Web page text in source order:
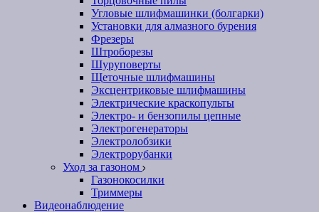
Угловые шлифмашинки (болгарки)
Установки для алмазного бурения
Фрезеры
Штроборезы
Шуруповерты
Щеточные шлифмашины
Эксцентриковые шлифмашины
Электрические краскопульты
Электро- и бензопилы цепные
Электрогенераторы
Электролобзики
Электрорубанки
Уход за газоном
Газонокосилки
Триммеры
Видеонаблюдение